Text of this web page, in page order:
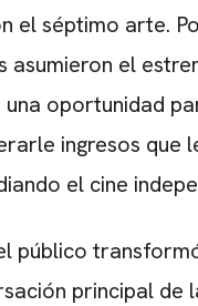
el séptimo arte.
asumieron el
oportunidad
ingresos que
el cine
público
principal de